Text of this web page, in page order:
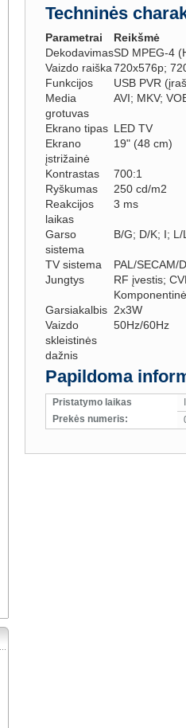
Techninės
Parametrai
Reikšmė
DekodavimasSD MPEG-4
Vaizdo raiška720x576p;
Funkcijos
USB PVR
Media
grotuvas
AVI; MKV;
Ekrano tipas LED TV
Ekrano
įstrižainė
19" (48 cm)
Kontrastas
700:1
Ryškumas
250 cd/m2
Reakcijos
laikas
3 ms
Garso
sistema
B/G; D/K; I; L/
TV sistema
PAL/SECAM/
Jungtys
RF įvestis;
Garsiakalbis 2x3W
Vaizdo
skleistinės
dažnis
50Hz/60Hz
Papildoma
Pristatymo laikas
Prekės numeris: